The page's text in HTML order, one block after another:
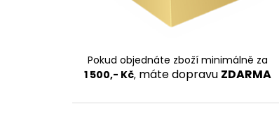
Pokud objednáte zboží minimálně za
1 500,- Kč,máte dopravu ZDARMA